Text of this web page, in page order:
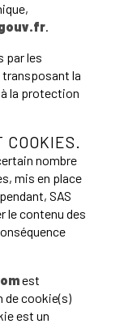
.
par les
transposant la
à la protection
nombre
mis en place
SAS
le contenu des
est
de cookie(s)
est un